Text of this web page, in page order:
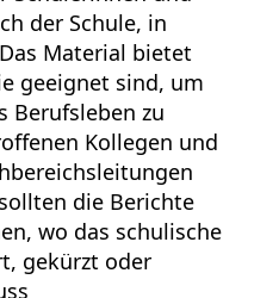
der Schule, in
Material bietet
geeignet sind, um
Berufsleben zu
Kollegen und
die Berichte
wo das schulische
gekürzt oder